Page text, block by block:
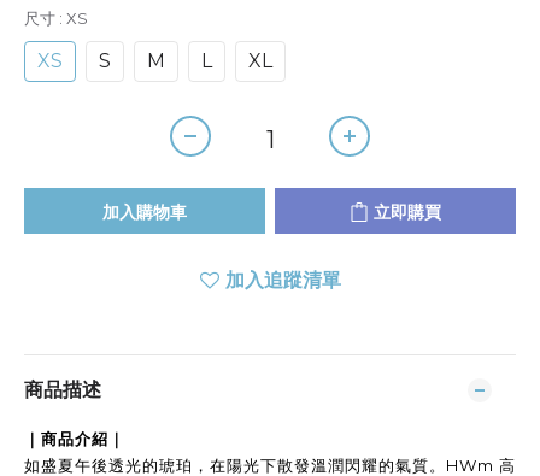
尺寸 : XS
XS S M L XL
加入購物車 立即購買
加入追蹤清單
商品描述
｜商品介紹｜
如盛夏午後透光的琥珀，在陽光下散發溫潤閃耀的氣質。HWm 高